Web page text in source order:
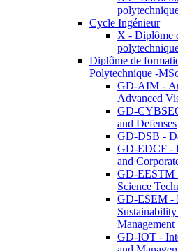
Cycle Ingénieur
X - Diplôme
Diplôme de
Polytechnique -
GD-AIM -
Advanced
GD-
and Defenses
GD-DSB -
GD-EDCF -
and
GD-EESTM
Science
GD-ESEM -
Management
GD-IOT -